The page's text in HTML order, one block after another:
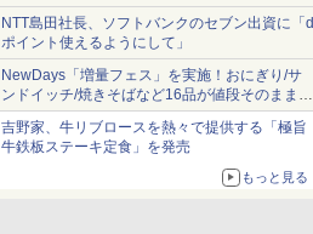
NTT島田社長、ソフトバンクのセブン出資に「d
ポイント使えるようにして」
NewDays「増量フェス」を実施！おにぎり/サ
ンドイッチ/焼きそばなど16品が値段そのままで
ボリュームアップ
吉野家、牛リブロースを熱々で提供する「極旨
牛鉄板ステーキ定食」を発売
もっと見る